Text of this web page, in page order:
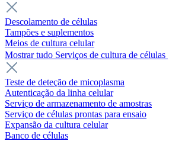
Descolamento de células
Tampões e suplementos
Meios de cultura celular
Mostrar tudo Serviços de cultura de células
Teste de deteção de micoplasma
Autenticação da linha celular
Serviço de armazenamento de amostras
Serviço de células prontas para ensaio
Expansão da cultura celular
Banco de células